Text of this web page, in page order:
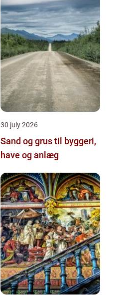
30 july 2026
Sand og grus til byggeri,
have og anlæg